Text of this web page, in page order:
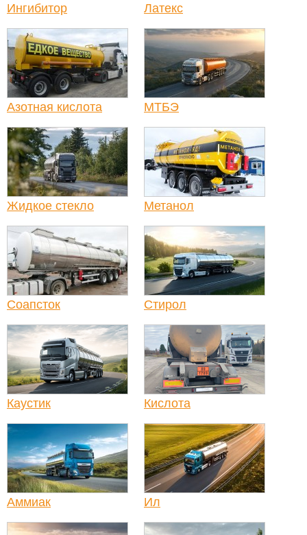
Ингибитор Латекс
Азотная кислота МТБЭ
Жидкое стекло Метанол
Соапсток Стирол
Каустик Кислота
Аммиак Ил